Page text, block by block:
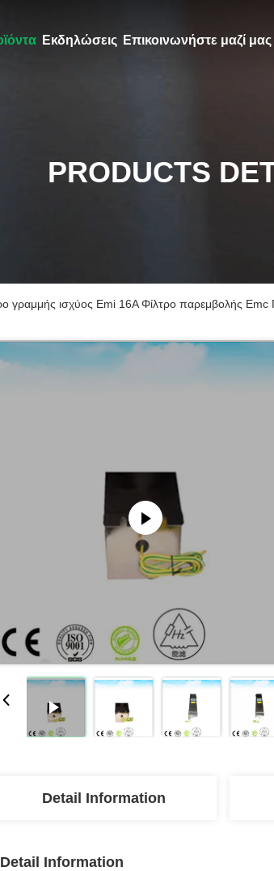
Εκδηλώσεις Επικοινωνήστε μαζί μας
PRODUCTS
γραμμής ισχύος Emi 16A Φίλτρο παρεμβολής Emc
Detail Information
Detail Information